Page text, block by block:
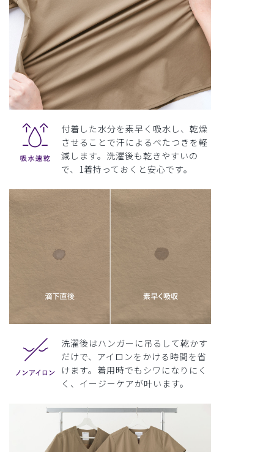
付着した水分を素早く吸水し、乾燥
させることで汗によるべたつきを軽
減します。洗濯後も乾きやすいの
で、1着持っておくと安心です。
洗濯後はハンガーに吊るして乾かす
だけで、アイロンをかける時間を省
けます。着用時でもシワになりにく
く、イージーケアが叶います。